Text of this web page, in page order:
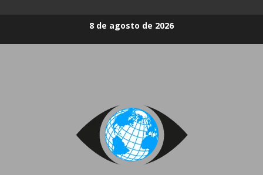
8 de agosto de 2026